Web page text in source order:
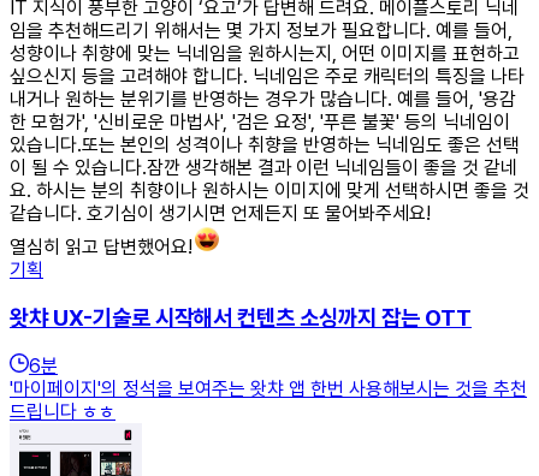
IT 지식이 풍부한 고양이 ‘요고’가 답변해 드려요. 메이플스토리 닉네
임을 추천해드리기 위해서는 몇 가지 정보가 필요합니다. 예를 들어,
성향이나 취향에 맞는 닉네임을 원하시는지, 어떤 이미지를 표현하고
싶으신지 등을 고려해야 합니다. 닉네임은 주로 캐릭터의 특징을 나타
내거나 원하는 분위기를 반영하는 경우가 많습니다. 예를 들어, '용감
한 모험가', '신비로운 마법사', '검은 요정', '푸른 불꽃' 등의 닉네임이
있습니다.또는 본인의 성격이나 취향을 반영하는 닉네임도 좋은 선택
이 될 수 있습니다.잠깐 생각해본 결과 이런 닉네임들이 좋을 것 같네
요. 하시는 분의 취향이나 원하시는 이미지에 맞게 선택하시면 좋을 것
같습니다. 호기심이 생기시면 언제든지 또 물어봐주세요!
열심히 읽고 답변했어요!
기획
왓챠 UX-기술로 시작해서 컨텐츠 소싱까지 잡는 OTT
6분
'마이페이지'의 정석을 보여주는 왓챠 앱 한번 사용해보시는 것을 추천
드립니다 ㅎㅎ